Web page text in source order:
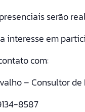
serão
interesse em
com:
– Consultor de
8587